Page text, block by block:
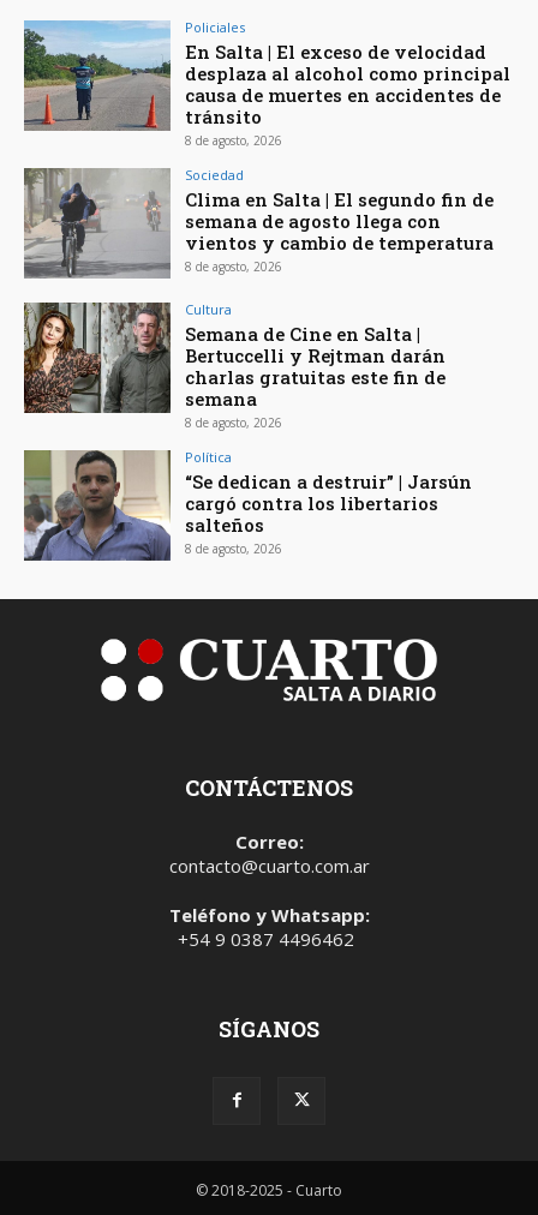
Policiales
En Salta | El exceso de velocidad
desplaza al alcohol como principal
causa de muertes en accidentes de
tránsito
8 de agosto, 2026
Sociedad
Clima en Salta | El segundo fin de
semana de agosto llega con
vientos y cambio de temperatura
8 de agosto, 2026
Cultura
Semana de Cine en Salta |
Bertuccelli y Rejtman darán
charlas gratuitas este fin de
semana
8 de agosto, 2026
Política
“Se dedican a destruir” | Jarsún
cargó contra los libertarios
salteños
8 de agosto, 2026
CONTÁCTENOS
Correo:
contacto@cuarto.com.ar
Teléfono y Whatsapp:
+54 9 0387 4496462
SÍGANOS
© 2018-2025 - Cuarto